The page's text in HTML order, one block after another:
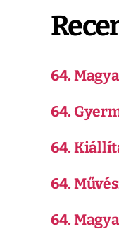
64.
64.
64.
64.
64.